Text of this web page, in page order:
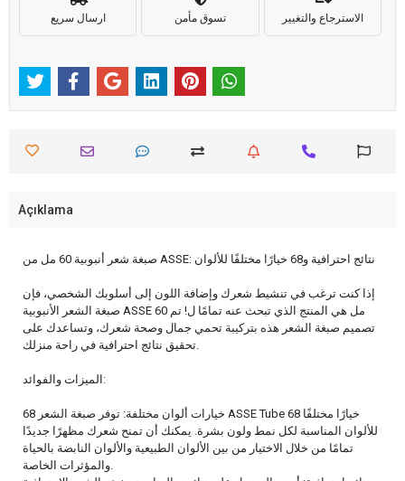
ارسال سريع تسوق مأمن الاسترجاع والتغيير
Açıklama
صبغة شعر أنبوبية 60 مل من ASSE: نتائج احترافية و68 خيارًا مختلفًا للألوان
إذا كنت ترغب في تنشيط شعرك وإضافة اللون إلى أسلوبك الشخصي، فإن
صبغة الشعر الأنبوبية ASSE 60 مل هي المنتج الذي تبحث عنه تمامًا ل! تم
تصميم صبغة الشعر هذه بتركيبة تحمي جمال وصحة شعرك، وتساعدك على
تحقيق نتائج احترافية في راحة منزلك.
الميزات والفوائد:
68 خيارات ألوان مختلفة: توفر صبغة الشعر ASSE Tube 68 خيارًا مختلفًا
للألوان المناسبة لكل نمط ولون بشرة. يمكنك أن تمنح شعرك مظهرًا جديدًا
تمامًا من خلال الاختيار من بين الألوان الطبيعية والألوان النابضة بالحياة
والمؤثرات الخاصة.